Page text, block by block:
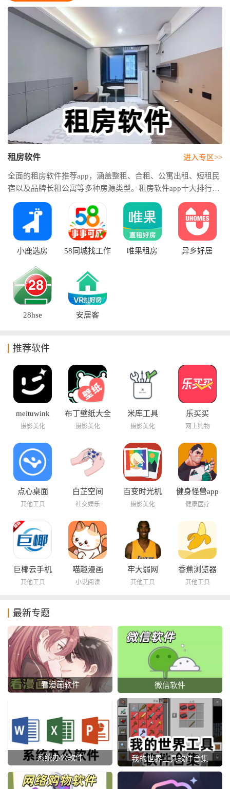
租房软件
全面的租房软件推荐app，涵盖整租、合租、公寓出租、短租民
宿以及品牌长租公寓等多种房源类型。租房软件app十大排行，
帮助用户快速筛选优质平台，减少找房过程中的时间成本和信
息筛选难度。如果你正在寻找可靠、高效的租房渠道，不妨参
考本专题提供的租房APP排行榜。
进入专区>>
小鹿选房 58同城找工作 唯果租房 异乡好居
28hse 安居客
推荐软件
meituwink
摄影美化
布丁壁纸大全
摄影美化
米库工具
摄影美化
乐买买
网上购物
点心桌面
其他工具
白芷空间
社交娱乐
百变时光机
摄影美化
健身怪兽app
健康医疗
巨椰云手机
其他工具
喵趣漫画
小说阅读
牢大弱网
其他工具
香蕉浏览器
其他工具
最新专题
看漫画软件 微信软件
系统办公软件 我的世界工具软件合集